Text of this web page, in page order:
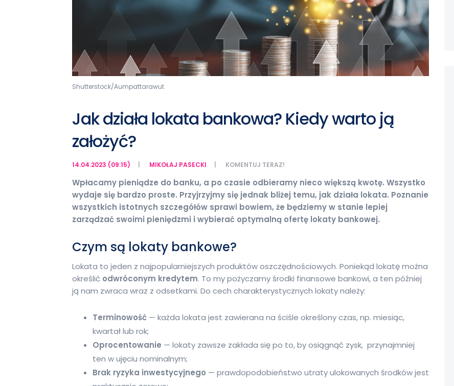
Shutterstock/Aumpattarawut
Jak działa lokata bankowa? Kiedy warto ją
założyć?
14.04.2023 (09:15) MIKOŁAJ PASECKI KOMENTUJ TERAZ!
Wpłacamy pieniądze do banku, a po czasie odbieramy nieco większą kwotę. Wszystko
wydaje się bardzo proste. Przyjrzyjmy się jednak bliżej temu, jak działa lokata. Poznanie
wszystkich istotnych szczegółów sprawi bowiem, że będziemy w stanie lepiej
zarządzać swoimi pieniędzmi i wybierać optymalną ofertę lokaty bankowej.
Czym są lokaty bankowe?
Lokata to jeden z najpopularniejszych produktów oszczędnościowych. Poniekąd lokatę można
określić odwróconym kredytem. To my pożyczamy środki finansowe bankowi, a ten później
ją nam zwraca wraz z odsetkami. Do cech charakterystycznych lokaty należy:
Terminowość — każda lokata jest zawierana na ściśle określony czas, np. miesiąc,
kwartał lub rok;
Oprocentowanie — lokaty zawsze zakłada się po to, by osiągnąć zysk, przynajmniej
ten w ujęciu nominalnym;
Brak ryzyka inwestycyjnego — prawdopodobieństwo utraty ulokowanych środków jest